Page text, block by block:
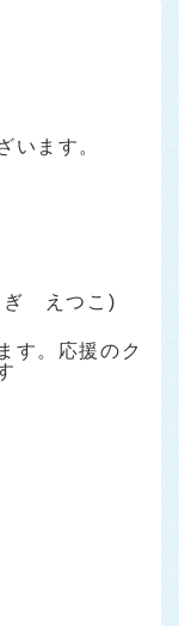
います。
ぎ えつこ)
す。応援のク